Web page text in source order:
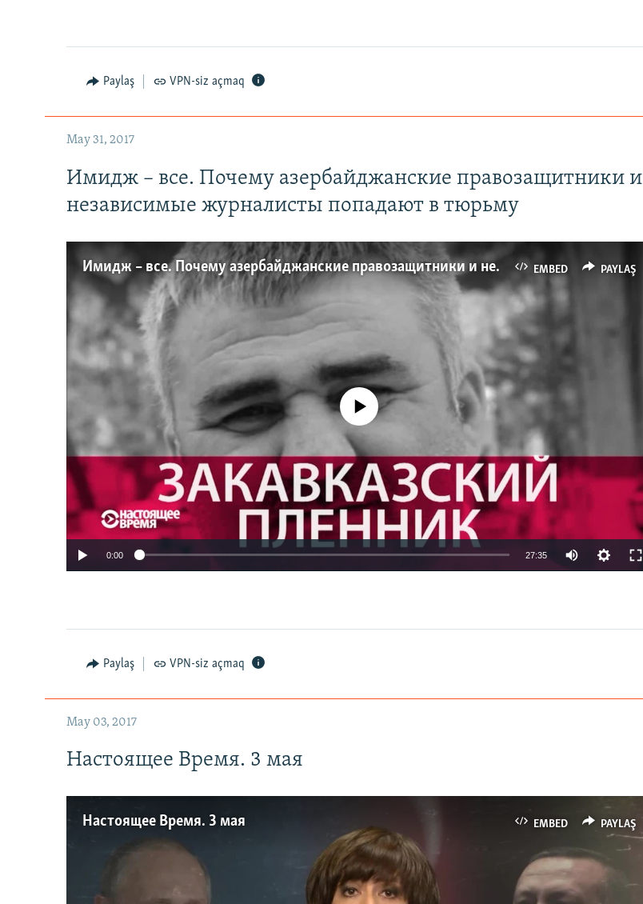
Paylaş VPN-siz açmaq
May 31, 2017
Имидж – все. Почему азербайджанские правозащитники и
независимые журналисты попадают в тюрьму
EMBED PAYLAŞ
Имидж – все. Почему азербайджанские правозащитники и независимые журналисты попадают в тюрьму
No media source currently available
0:00 27:35
Paylaş VPN-siz açmaq
May 03, 2017
Настоящее Время. 3 мая
EMBED PAYLAŞ
Настоящее Время. 3 мая